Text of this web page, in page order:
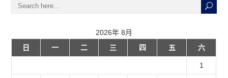
2026年 8月
日
一 二 三 四 五 六
1